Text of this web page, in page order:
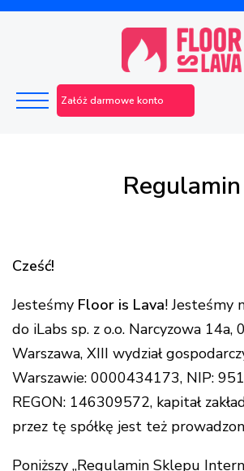
Załóż darmowe konto
Regulamin
Cześć!
Jesteśmy Floor is Lava! Jesteśmy
do iLabs sp. z o.o. Narcyzowa 14a,
Warszawa, XIII wydział
Warszawie: 0000434173, NIP:
REGON: 146309572, kapitał
przez tę spółkę jest też
Poniższy „Regulamin Sklepu